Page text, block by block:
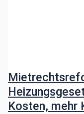
Kosten, mehr